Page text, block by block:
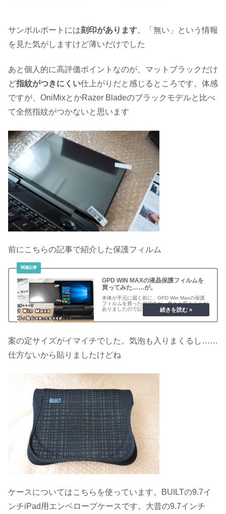
サンボルポートには刻印があります。「無い」という情報
を見た気がしますけど薄いだけでした
あと個人的に高評価ポイントなのが、マットブラックだけ
ど指紋がつきにくい仕上がりだと感じるところです。体感
ですが、OniMixとかRazer Bladeのブラックモデルと比べ
て全然指紋がつかないと思います
前にこちらの記事で紹介した保護フィルム
GPD WIN MAXの液晶保護フィルムを
買ってみた……が。
本体が手元に届く前に、GPD Win Maxの保護
フィルムを買ったのですが…色々と思うことが
ありましたので記事を書いてみました。焦ると
馬鹿を見るようですので皆さんはお気をつけて
案の定サイズがイマイチでした。気泡も入りまくるし……
仕方ないから貼りましたけどね
ケースについてはこちらを使っています。BUILTの9.7イ
ンチiPad用エンベロープケースです。大昔の9.7インチ